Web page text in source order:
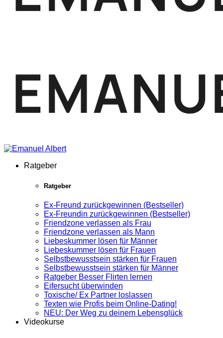
Ratgeber
Ratgeber
Ex-Freund zurückgewinnen (Bestseller)
Ex-Freundin zurückgewinnen (Bestseller)
Friendzone verlassen als Frau
Friendzone verlassen als Mann
Liebeskummer lösen für Männer
Liebeskummer lösen für Frauen
Selbstbewusstsein stärken für Frauen
Selbstbewusstsein stärken für Männer
Ratgeber Besser Flirten lernen
Eifersucht überwinden
Toxische/ Ex Partner loslassen
Texten wie Profis beim Online-Dating!
NEU: Der Weg zu deinem Lebensglück
Videokurse